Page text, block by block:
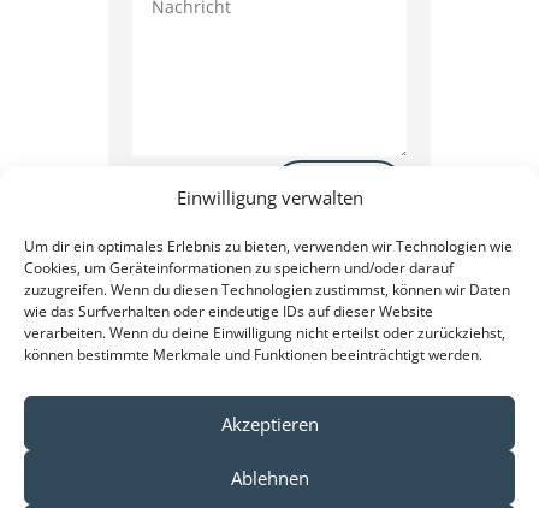
Einwilligung verwalten
Um dir ein optimales Erlebnis zu bieten, verwenden wir Technologien wie
Cookies, um Geräteinformationen zu speichern und/oder darauf
zuzugreifen. Wenn du diesen Technologien zustimmst, können wir Daten
wie das Surfverhalten oder eindeutige IDs auf dieser Website
verarbeiten. Wenn du deine Einwilligung nicht erteilst oder zurückziehst,
können bestimmte Merkmale und Funktionen beeinträchtigt werden.
Akzeptieren
Ablehnen
Senden
Impressum
Datenschutzerklärung